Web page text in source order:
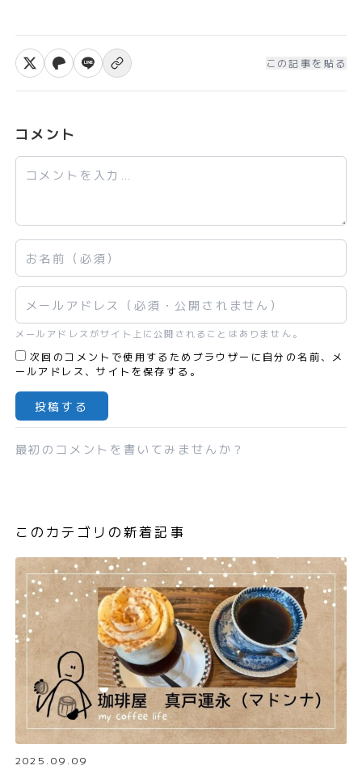
Xでシェア
Facebookでシェア
LINEで送る
リンクをコピー この記事を貼る
コメント
コメント
お名前
メールアドレス
メールアドレスがサイト上に公開されることはありません。
次回のコメントで使用するためブラウザーに自分の名前、メ
ールアドレス、サイトを保存する。
最初のコメントを書いてみませんか？
このカテゴリの新着記事
2025.08.30